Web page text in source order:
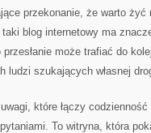
przekonanie, że warto
blog internetowy ma
może trafiać do
ludzi szukających własnej
które łączy codzienność
To witryna, która